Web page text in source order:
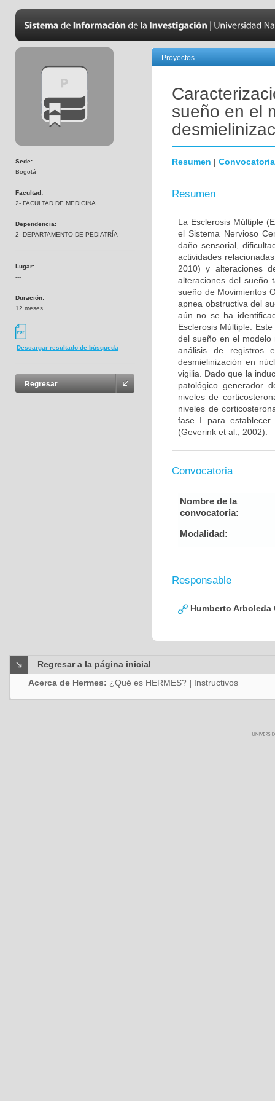
Sede:
Bogotá
Facultad:
2- FACULTAD DE MEDICINA
Dependencia:
2- DEPARTAMENTO DE PEDIATRÍA
Lugar:
---
Duración:
12 meses
Descargar resultado de búsqueda
Regresar
Proyectos
sueño en el
Resumen | Convocatoria
Resumen
La Esclerosis Múltiple
el Sistema Nervioso
daño sensorial,
actividades
2010) y alteraciones
alteraciones del sueño
sueño de Movimientos
apnea obstructiva del
aún no se ha
Esclerosis Múltiple.
del sueño en el modelo
análisis de registros
desmielinización en
vigilia. Dado que la
patológico generador
niveles de
niveles de
fase I para establecer
(Geverink et al., 2002).
Convocatoria
Nombre de la
convocatoria:
Modalidad:
Responsable
Humberto Arboleda
Regresar a la página inicial
Acerca de Hermes: ¿Qué es HERMES? | Instructivos